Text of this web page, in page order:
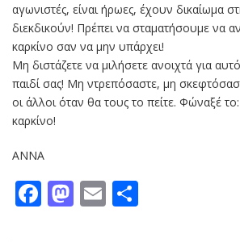
αγωνιστές, είναι ήρωες, έχουν δικαίωμα
διεκδικούν! Πρέπει να σταματήσουμε να
καρκίνο σαν να μην υπάρχει!
Μη διστάζετε να μιλήσετε ανοιχτά για
παιδί σας! Μη ντρεπόσαστε, μη
οι άλλοι όταν θα τους το πείτε. Φώναξέ
καρκίνο!
ΑΝΝΑ
Facebook
Mastodon
Email